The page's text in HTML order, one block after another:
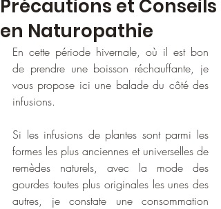
Précautions et Conseils
en Naturopathie
En cette période hivernale, où il est bon
de prendre une boisson réchauffante, je
vous propose ici une balade du côté des
infusions.
Si les infusions de plantes sont parmi les
formes les plus anciennes et universelles de
remèdes naturels, avec la mode des
gourdes toutes plus originales les unes des
autres, je constate une consommation